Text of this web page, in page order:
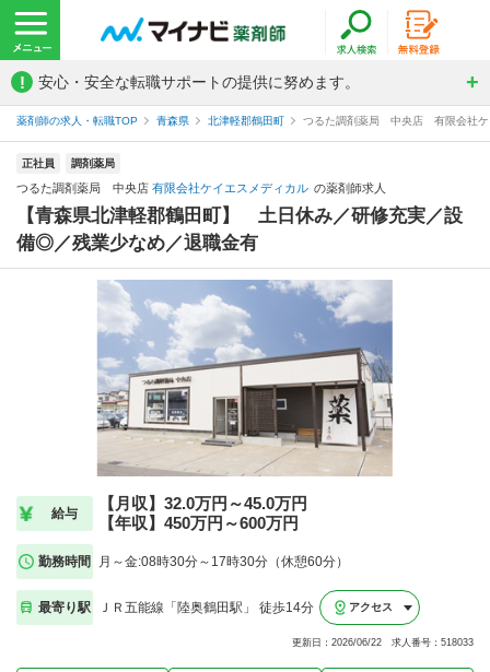
! 安心・安全な転職サポートの提供に努めます。
薬剤師の求人・転職TOP 青森県 北津軽郡鶴田町 つるた調剤薬局 中央店 有限会社ケ
正社員 調剤薬局
つるた調剤薬局 中央店 有限会社ケイエスメディカル の薬剤師求人
【青森県北津軽郡鶴田町】 土日休み／研修充実／設
備◎／残業少なめ／退職金有
給与
【月収】32.0万円～45.0万円
【年収】450万円～600万円
勤務時間 月～金:08時30分～17時30分（休憩60分）
最寄り駅 ＪＲ五能線「陸奥鶴田駅」 徒歩14分 アクセス
更新日：2026/06/22 求人番号：518033